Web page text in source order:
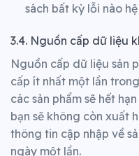
sách bất kỳ lỗi nào
3.4. Nguồn cấp dữ liệu
Nguồn cấp dữ liệu sản
cấp ít nhất một lần
các sản phẩm sẽ hết
bạn sẽ không còn xuất
thông tin cập nhập về
ngày một lần.